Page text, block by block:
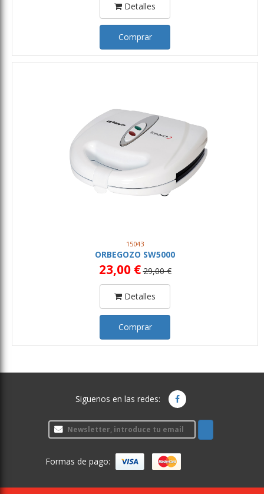
Detalles
Comprar
15043
ORBEGOZO SW5000
23,00 € 29,00 €
Detalles
Comprar
Siguenos en las redes:
Formas de pago: